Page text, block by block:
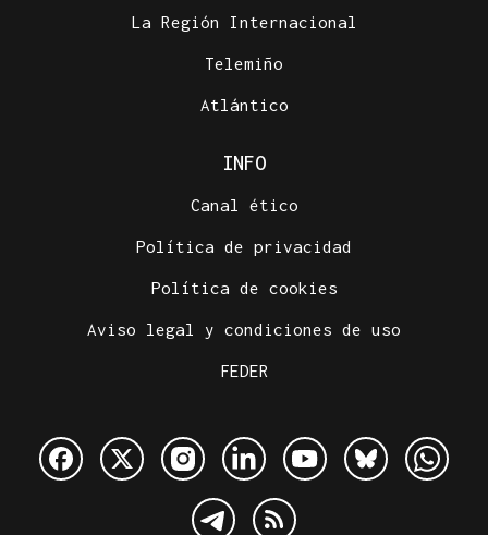
La Región Internacional
Telemiño
Atlántico
INFO
Canal ético
Política de privacidad
Política de cookies
Aviso legal y condiciones de uso
FEDER